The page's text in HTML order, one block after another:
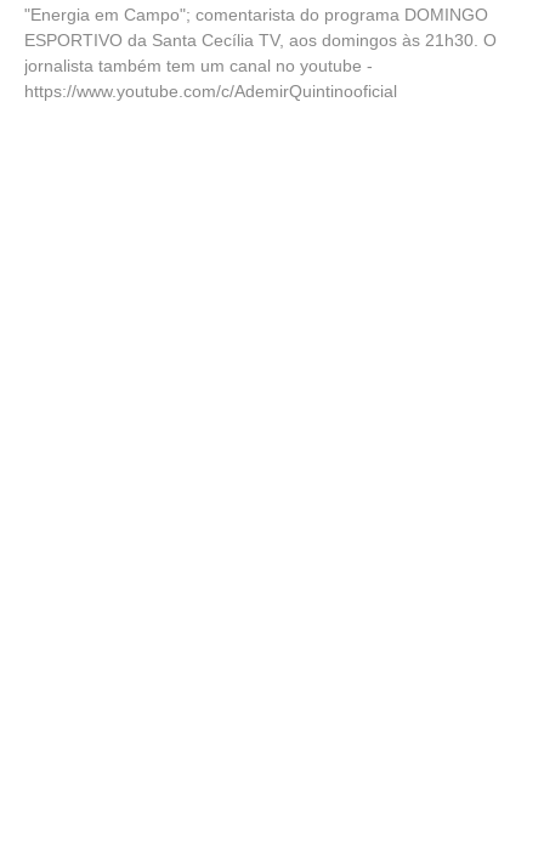
"Energia em Campo"; comentarista do programa DOMINGO
ESPORTIVO da Santa Cecília TV, aos domingos às 21h30. O
jornalista também tem um canal no youtube -
https://www.youtube.com/c/AdemirQuintinooficial